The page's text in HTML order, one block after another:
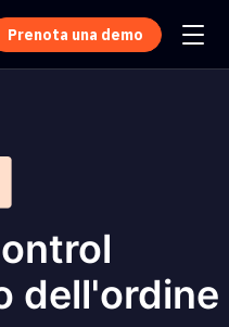
Prenota una demo
dell'ordine